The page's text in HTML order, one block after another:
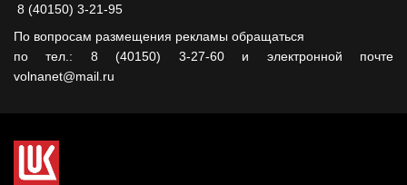
8 (40150) 3-21-95
По вопросам размещения рекламы обращаться
по тел.: 8 (40150) 3-27-60 и электронной почте
volnanet@mail.ru